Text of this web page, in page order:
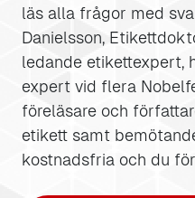
läs alla frågor med
Danielsson,
ledande etikettexpert,
expert vid flera
föreläsare och
etikett samt
kostnadsfria och du